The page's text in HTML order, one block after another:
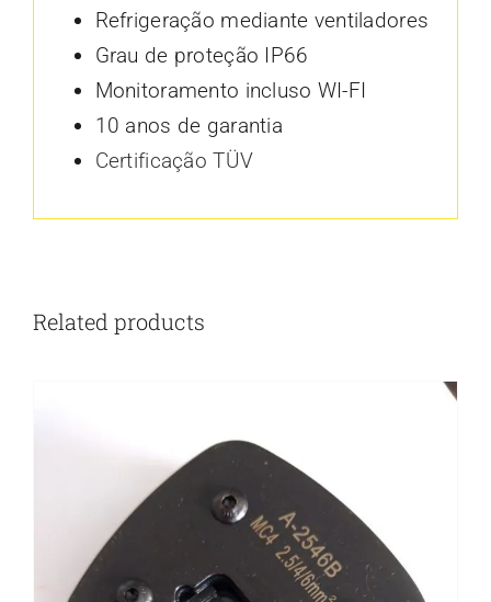
Refrigeração mediante ventiladores
Grau de proteção IP66
Monitoramento incluso WI-FI
10 anos de garantia
Certificação TÜV
Related products